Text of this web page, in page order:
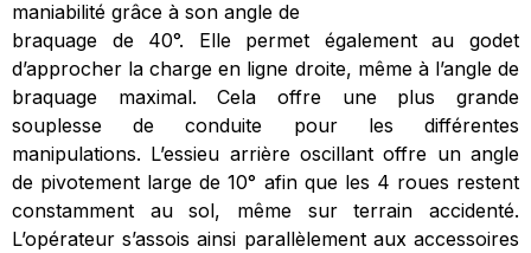
maniabilité grâce à son angle de
braquage de 40°. Elle permet également au godet
d’approcher la charge en ligne droite, même à l’angle de
braquage maximal. Cela offre une plus grande
souplesse de conduite pour les différentes
manipulations. L’essieu arrière oscillant offre un angle
de pivotement large de 10° afin que les 4 roues restent
constamment au sol, même sur terrain accidenté.
L’opérateur s’assois ainsi parallèlement aux accessoires